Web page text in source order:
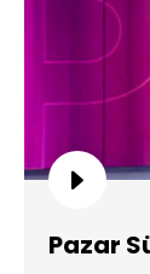
Pazar